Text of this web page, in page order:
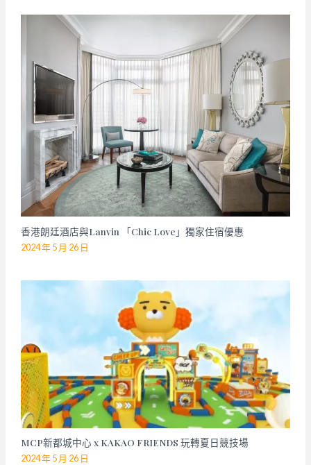
香港朗廷酒店與Lanvin 「Chic Love」獨家住宿優惠
2024 年 5 月 26 日
MCP新都城中心 x KAKAO FRIENDS 玩轉夏日競技場
2024 年 5 月 26 日